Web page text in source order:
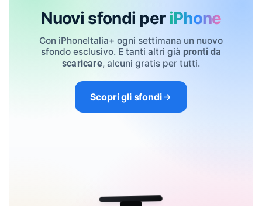
Nuovi sfondi per iPhone
Con iPhoneItalia+ ogni settimana un nuovo
sfondo esclusivo. E tanti altri già pronti da
scaricare, alcuni gratis per tutti.
Scopri gli sfondi